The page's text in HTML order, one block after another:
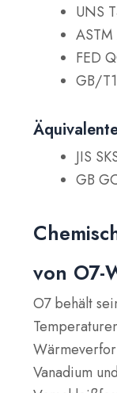
UNS
ASTM
FED
GB/
JIS
GB
von O7-
O7 behält
Vanadium